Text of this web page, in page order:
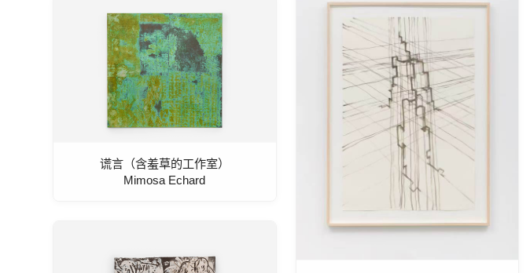
谎言（含羞草的工作室）
Mimosa Echard